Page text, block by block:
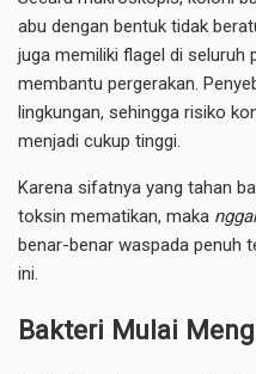
abu dengan bentuk tidak
juga memiliki flagel di seluruh
membantu pergerakan.
lingkungan, sehingga risiko
menjadi cukup tinggi.
Karena sifatnya yang tahan
toksin mematikan, maka
benar-benar waspada penuh
ini.
Bakteri Mulai